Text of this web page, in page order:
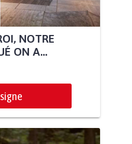
NOTRE
ON A...